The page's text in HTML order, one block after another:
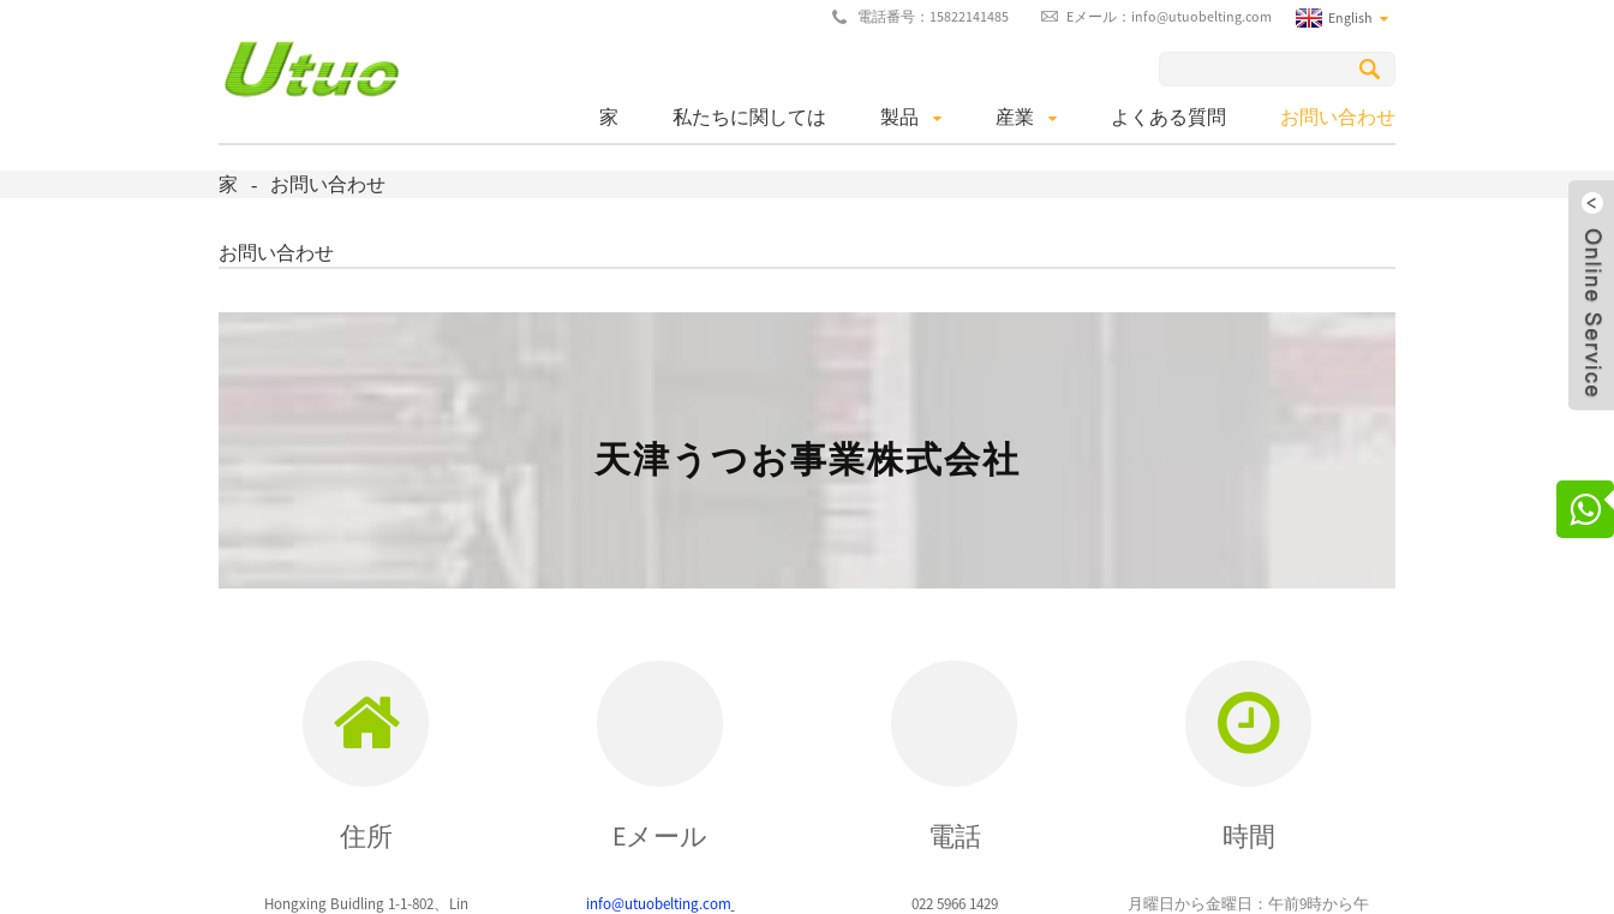
電話番号：15822141485 Eメール： info@utuobelting.com English
家 私たちに関しては 製品 産業 よくある質問 お問い合わせ
家 お問い合わせ
お問い合わせ
天津うつお事業株式会社
住所
Hongxing Buidling 1-1-802、Lin
Eメール
info@utuobelting.com
電話
022 5966 1429
時間
月曜日から金曜日：午前9時から午
